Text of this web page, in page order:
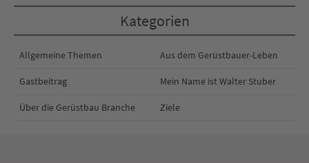
Kategorien
Allgemeine Themen Aus dem Gerüstbauer-Leben
Gastbeitrag Mein Name ist Walter Stuber
Über die Gerüstbau Branche Ziele